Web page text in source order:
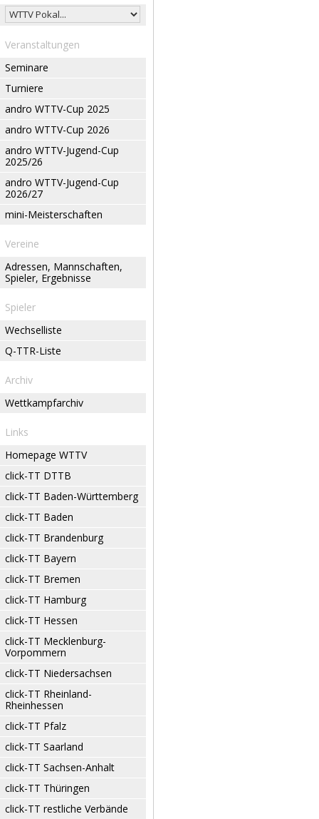
Veranstaltungen
Seminare
Turniere
andro WTTV-Cup 2025
andro WTTV-Cup 2026
andro WTTV-Jugend-Cup
2025/26
andro WTTV-Jugend-Cup
2026/27
mini-Meisterschaften
Vereine
Adressen, Mannschaften,
Spieler, Ergebnisse
Spieler
Wechselliste
Q-TTR-Liste
Archiv
Wettkampfarchiv
Links
Homepage WTTV
click-TT DTTB
click-TT Baden-Württemberg
click-TT Baden
click-TT Brandenburg
click-TT Bayern
click-TT Bremen
click-TT Hamburg
click-TT Hessen
click-TT Mecklenburg-
Vorpommern
click-TT Niedersachsen
click-TT Rheinland-
Rheinhessen
click-TT Pfalz
click-TT Saarland
click-TT Sachsen-Anhalt
click-TT Thüringen
click-TT restliche Verbände